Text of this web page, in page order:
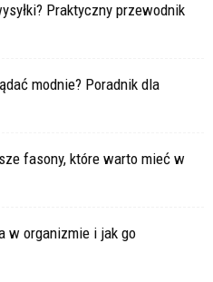
Praktyczny przewodnik
modnie? Poradnik dla
fasony, które warto mieć w
w organizmie i jak go